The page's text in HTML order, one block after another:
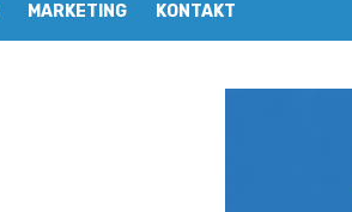
MARKETING KONTAKT